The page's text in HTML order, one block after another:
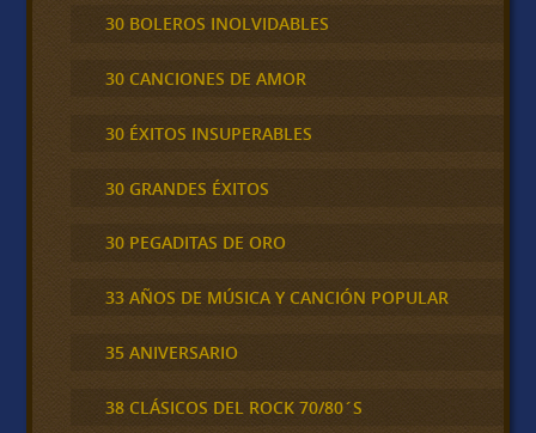
30 BOLEROS INOLVIDABLES
30 CANCIONES DE AMOR
30 ÉXITOS INSUPERABLES
30 GRANDES ÉXITOS
30 PEGADITAS DE ORO
33 AÑOS DE MÚSICA Y CANCIÓN POPULAR
35 ANIVERSARIO
38 CLÁSICOS DEL ROCK 70/80´S